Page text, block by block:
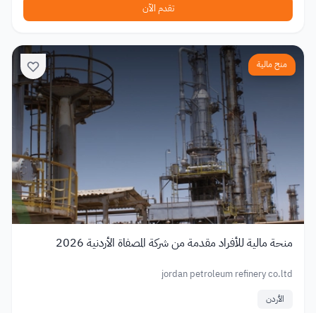
تقدم الآن
منح مالية
منحة مالية للأفراد مقدمة من شركة المصفاة الأردنية 2026
jordan petroleum refinery co.ltd
الأردن